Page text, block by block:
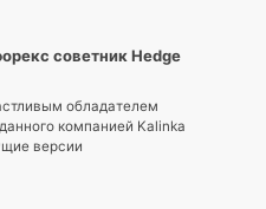
советник Hedge
обладателем
компанией Kalinka
версии